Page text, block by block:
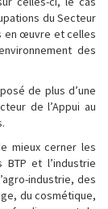
du Secteur
en œuvre et celles
des
de plus d’une
de l’Appui au
mieux cerner les
et l’industrie
industrie, des
du cosmétique,